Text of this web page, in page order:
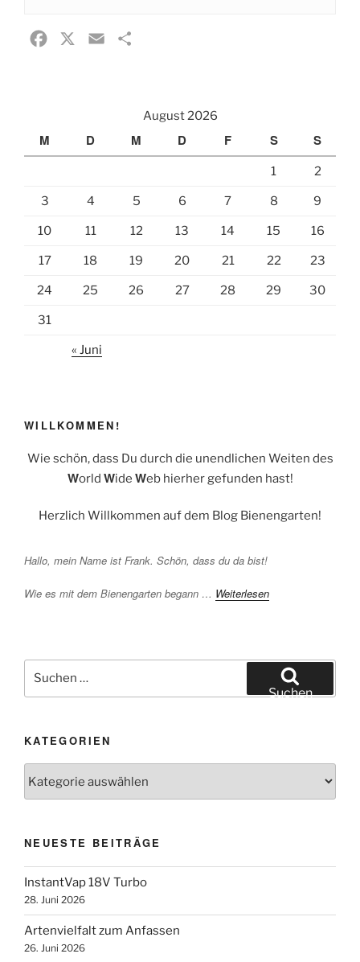
August 2026
M D M D F S S
1 2
3 4 5 6 7 8 9
10 11 12 13 14 15 16
17 18 19 20 21 22 23
24 25 26 27 28 29 30
31
« Juni
WILLKOMMEN!
Wie schön, dass Du durch die unendlichen Weiten des
World Wide Web hierher gefunden hast!
Herzlich Willkommen auf dem Blog Bienengarten!
Hallo, mein Name ist Frank. Schön, dass du da bist!
Wie es mit dem Bienengarten begann … Weiterlesen
Suchen
nach:
Suchen
KATEGORIEN
NEUESTE BEITRÄGE
InstantVap 18V Turbo
28. Juni 2026
Artenvielfalt zum Anfassen
26. Juni 2026